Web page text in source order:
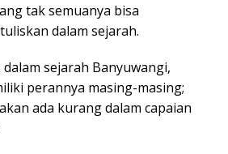
tak semuanya bisa
dalam sejarah.
sejarah Banyuwangi,
perannya masing-masing;
ada kurang dalam capaian